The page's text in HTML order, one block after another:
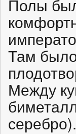
Полы
Там
Между
серебро).